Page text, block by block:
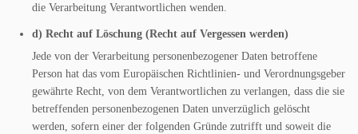
die Verarbeitung Verantwortlichen wenden.
d) Recht auf Löschung (Recht auf Vergessen werden)
Jede von der Verarbeitung personenbezogener Daten betroffene
Person hat das vom Europäischen Richtlinien- und Verordnungsgeber
gewährte Recht, von dem Verantwortlichen zu verlangen, dass die sie
betreffenden personenbezogenen Daten unverzüglich gelöscht
werden, sofern einer der folgenden Gründe zutrifft und soweit die